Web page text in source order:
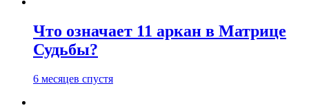
Что означает 11 аркан в Матрице
Судьбы?
6 месяцев спустя